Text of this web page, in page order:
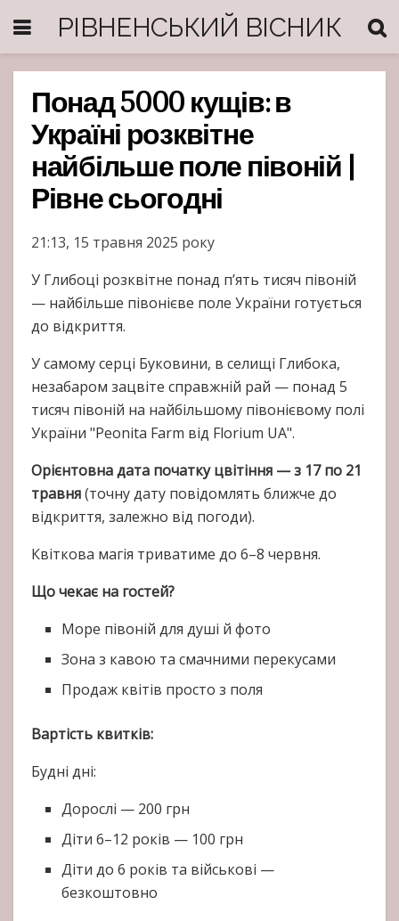
РІВНЕНСЬКИЙ ВІСНИК
Понад 5000 кущів: в
Україні розквітне
найбільше поле півоній |
Рівне сьогодні
21:13, 15 травня 2025 року
У Глибоці розквітне понад п’ять тисяч півоній
— найбільше півонієве поле України готується
до відкриття.
У самому серці Буковини, в селищі Глибока,
незабаром зацвіте справжній рай — понад 5
тисяч півоній на найбільшому півонієвому полі
України "Peonita Farm від Florium UA".
Орієнтовна дата початку цвітіння — з 17 по 21
травня(точну дату повідомлять ближче до
відкриття, залежно від погоди).
Квіткова магія триватиме до 6–8 червня.
Що чекає на гостей?
Море півоній для душі й фото
Зона з кавою та смачними перекусами
Продаж квітів просто з поля
Вартість квитків:
Будні дні:
Дорослі — 200 грн
Діти 6–12 років — 100 грн
Діти до 6 років та військові —
безкоштовно